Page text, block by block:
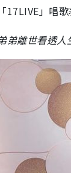
」唱
弟離世看透人